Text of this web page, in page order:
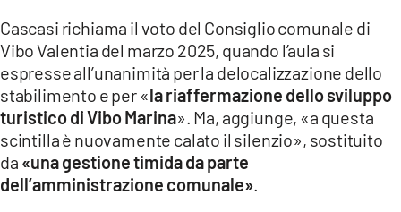
Cascasi richiama il voto del Consiglio comunale di
Vibo Valentia del marzo 2025, quando l’aula si
espresse all’unanimità per la delocalizzazione dello
stabilimento e per «la riaffermazione dello sviluppo
turistico di Vibo Marina». Ma, aggiunge, «a questa
scintilla è nuovamente calato il silenzio», sostituito
da «una gestione timida da parte
dell’amministrazione comunale»